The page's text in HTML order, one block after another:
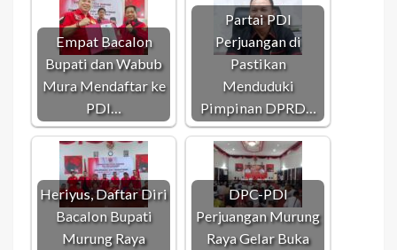
Empat Bacalon
Bupati dan Wabub
Mura Mendaftar ke
PDI…
Partai PDI
Perjuangan di
Pastikan
Menduduki
Pimpinan DPRD…
Heriyus, Daftar Diri
Bacalon Bupati
Murung Raya
DPC-PDI
Perjuangan Murung
Raya Gelar Buka